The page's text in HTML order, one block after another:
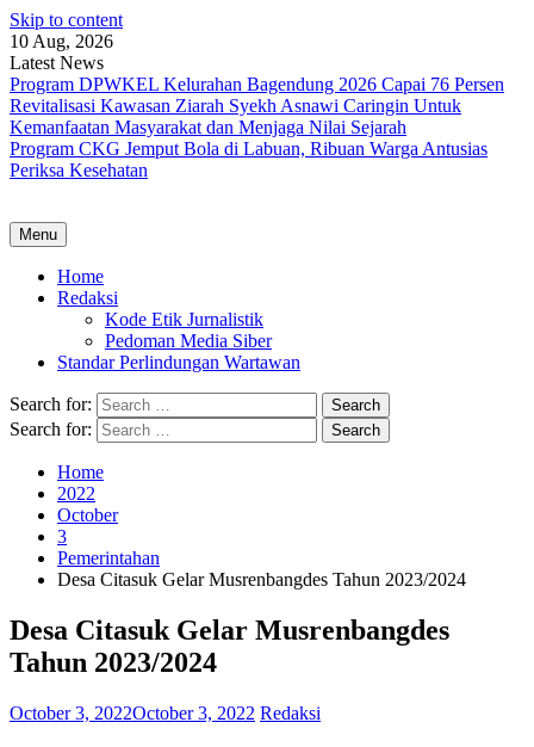
Skip to content
10 Aug, 2026
Latest News
Program DPWKEL Kelurahan Bagendung 2026 Capai 76 Persen
Revitalisasi Kawasan Ziarah Syekh Asnawi Caringin Untuk
Kemanfaatan Masyarakat dan Menjaga Nilai Sejarah
Program CKG Jemput Bola di Labuan, Ribuan Warga Antusias
Periksa Kesehatan
Menu
Home
Redaksi
Kode Etik Jurnalistik
Pedoman Media Siber
Standar Perlindungan Wartawan
Search for:
Search for:
Home
2022
October
3
Pemerintahan
Desa Citasuk Gelar Musrenbangdes Tahun 2023/2024
Desa Citasuk Gelar Musrenbangdes
Tahun 2023/2024
October 3, 2022October 3, 2022 Redaksi